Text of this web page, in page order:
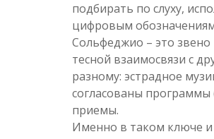
подбирать по слуху,
цифровым
Сольфеджио – это
тесной взаимосвязи с
разному: эстрадное
согласованы программы
приемы.
Именно в таком ключе и